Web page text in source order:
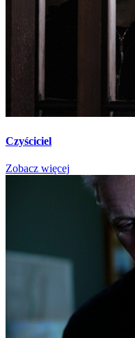
Czyściciel
Zobacz więcej